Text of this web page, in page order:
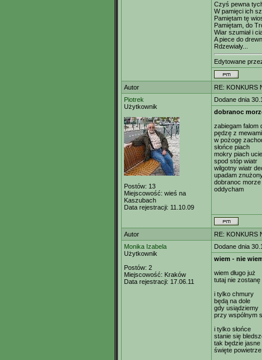
Czyś pewna
W pamięci ich
Pamiętam tę
Pamiętam, do
Wiar szumiał i
A piece do
Rdzewiały...
Edytowane
Autor
RE: KONKURS
Piotrek
Użytkownik
Postów: 13
Miejscowość: wieś na
Kaszubach
Data rejestracji: 11.10.09
Dodane dnia
dobranoc
zabiegam falom
pędzę z
w pożogę
słońce piach
mokry piach
spod stóp wiatr
wilgotny wiatr
upadam
dobranoc morze
oddycham
Autor
RE: KONKURS
Monika Izabela
Użytkownik
Postów: 2
Miejscowość: Kraków
Data rejestracji: 17.06.11
Dodane dnia
wiem - nie
wiem długo już
tutaj nie zostanę
i tylko chmury
będą na dole
gdy usiądziemy
przy wspólnym
i tylko słońce
stanie się
tak będzie jasne
święte powietrze